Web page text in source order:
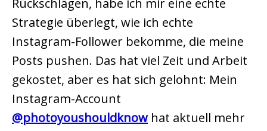
Rückschlägen, habe ich mir eine echte
Strategie überlegt, wie ich echte
Instagram-Follower bekomme, die meine
Posts pushen. Das hat viel Zeit und Arbeit
gekostet, aber es hat sich gelohnt: Mein
Instagram-Account
@photoyoushouldknow hat aktuell mehr